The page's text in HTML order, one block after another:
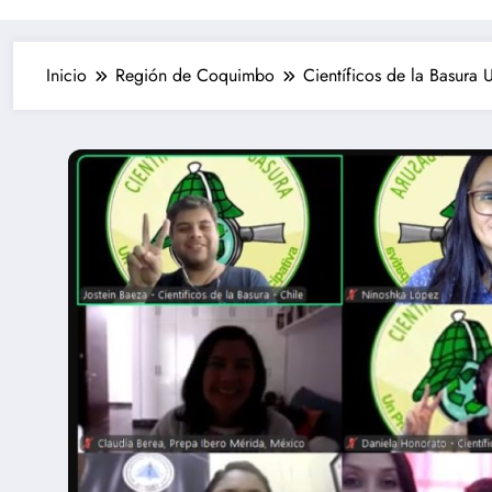
Inicio Región de Coquimbo Científicos de la Basura